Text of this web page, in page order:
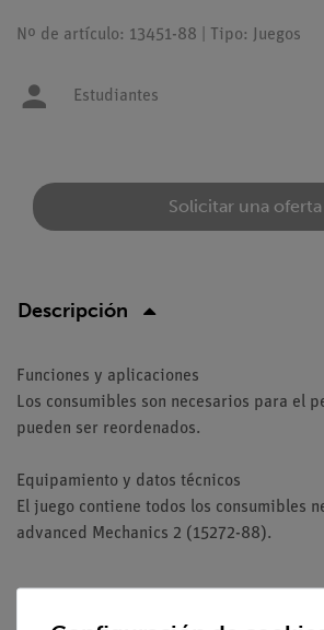
Nº de artículo: 13451-88 | Tipo: Juegos
Estudiantes
Solicitar una oferta
Descripción
Funciones y aplicaciones
Los consumibles son necesarios para el
pueden ser reordenados.
Equipamiento y datos técnicos
El juego contiene todos los consumibles
advanced Mechanics 2 (15272-88).